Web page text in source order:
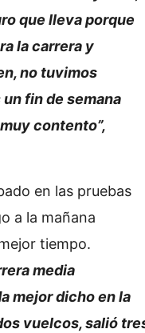
que lleva porque
la carrera y
no tuvimos
fin de semana
contento”,
en las pruebas
a la mañana
tiempo.
media
mejor dicho en la
vuelcos, salió